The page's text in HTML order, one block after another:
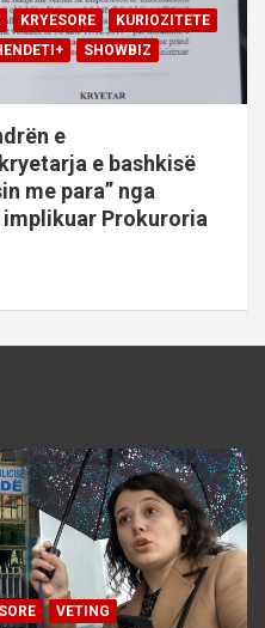
KRYESORE
KURIOZITETE
SHOWBIZ
e
e bashkisë
me para” nga
implikuar Prokuroria
VETING